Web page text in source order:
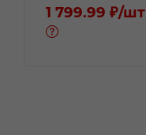
1 799.99 ₽/шт